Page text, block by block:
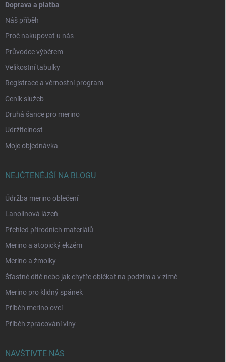
Doprava a platba
Náš příběh
Proč nakupovat u nás
Průvodce výběrem
Velikostní tabulky
Registrace a věrnostní program
Ceník služeb
Druhá šance pro merino
Udržitelnost
Moje objednávka
NEJČTENĚJŠÍ NA BLOGU
Údržba merino oblečení
Lanolinová lázeň
Přehled přírodních materiálů
Merino a atopický ekzém
Merino a žmolky
Šťastné dítě nebo jak chytře oblékat na podzim a v zimě
Merino pro klidný spánek
Příběh merino ovcí
Příběh zpracování vlny
NAVŠTIVTE NÁS